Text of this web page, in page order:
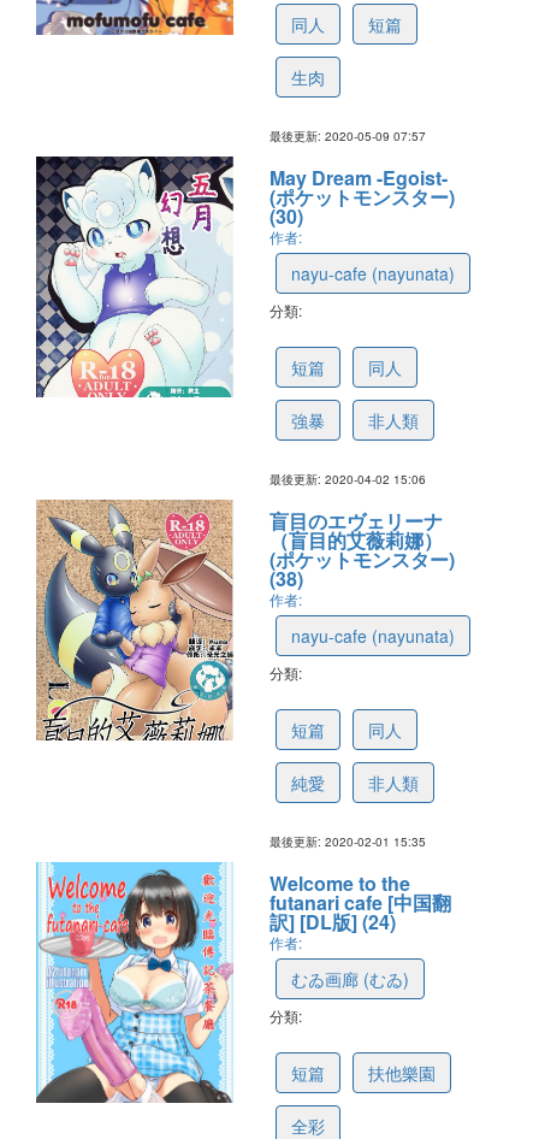
同人 短篇
生肉
最後更新: 2020-05-09 07:57
May Dream -Egoist-
(ポケットモンスター)
(30)
作者:
nayu-cafe (nayunata)
分類:
短篇 同人
強暴 非人類
最後更新: 2020-04-02 15:06
盲目のエヴェリーナ
（盲目的艾薇莉娜）
(ポケットモンスター)
(38)
作者:
nayu-cafe (nayunata)
分類:
短篇 同人
純愛 非人類
最後更新: 2020-02-01 15:35
Welcome to the
futanari cafe [中国翻
訳] [DL版] (24)
作者:
むゐ画廊 (むゐ)
分類:
短篇 扶他樂園
全彩